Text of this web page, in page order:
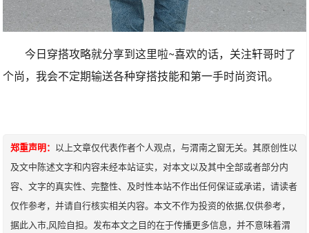
今日穿搭攻略就分享到这里啦~喜欢的话，关注轩哥时了
个尚，我会不定期输送各种穿搭技能和第一手时尚资讯。
郑重声明：
以上文章仅代表作者个人观点，与渭南之窗无关。其原创性以
及文中陈述文字和内容未经本站证实，对本文以及其中全部或者部分内
容、文字的真实性、完整性、及时性本站不作出任何保证或承诺，请读者
仅作参考，并请自行核实相关内容。本文不作为投资的依据,仅供参考，
据此入市,风险自担。发布本文之目的在于传播更多信息，并不意味着渭